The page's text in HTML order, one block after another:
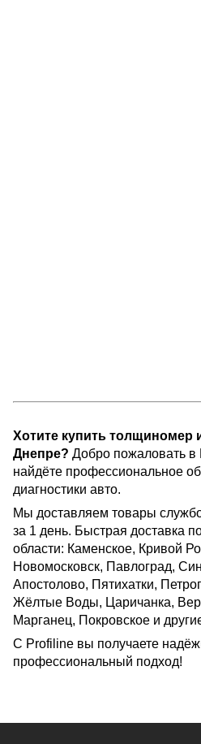
Хотите купить толщиномер
Днепре? Добро пожаловать в
найдёте профессиональное
диагностики авто.
Мы доставляем товары
за 1 день. Быстрая доставка
области: Каменское, Кривой
Новомосковск, Павлоград,
Апостолово, Пятихатки,
Жёлтые Воды, Царичанка,
Марганец, Покровское и
С Profiline вы получаете
профессиональный подход!